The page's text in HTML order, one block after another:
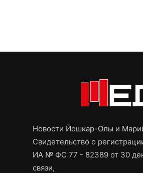
Новости Йошкар-Олы и
Свидетельство о
ИА № ФС 77 - 82389 от 30
связи,